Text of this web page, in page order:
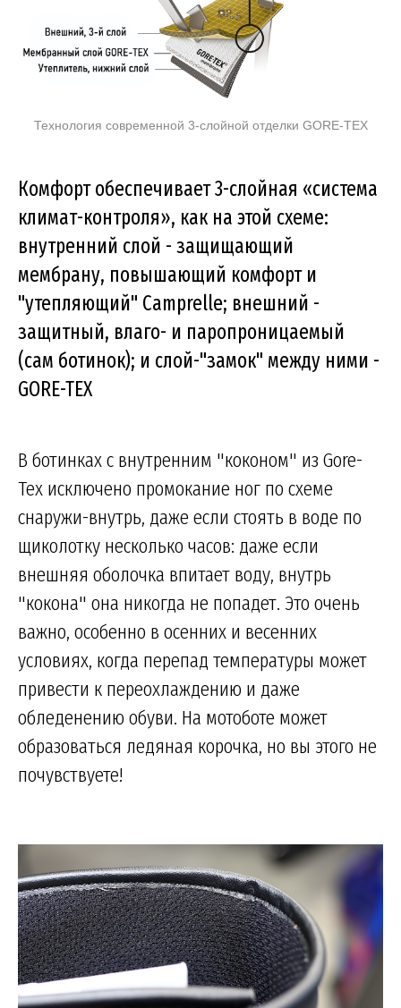
Технология современной 3-слойной отделки GORE-TEX
Комфорт обеспечивает 3-слойная «система
климат-контроля», как на этой схеме:
внутренний слой - защищающий
мембрану, повышающий комфорт и
"утепляющий" Camprelle; внешний -
защитный, влаго- и паропроницаемый
(сам ботинок); и слой-"замок" между ними -
GORE-TEX
В ботинках с внутренним "коконом" из Gore-
Tex исключено промокание ног по схеме
снаружи-внутрь, даже если стоять в воде по
щиколотку несколько часов: даже если
внешняя оболочка впитает воду, внутрь
"кокона" она никогда не попадет. Это очень
важно, особенно в осенних и весенних
условиях, когда перепад температуры может
привести к переохлаждению и даже
обледенению обуви. На мотоботе может
образоваться ледяная корочка, но вы этого не
почувствуете!